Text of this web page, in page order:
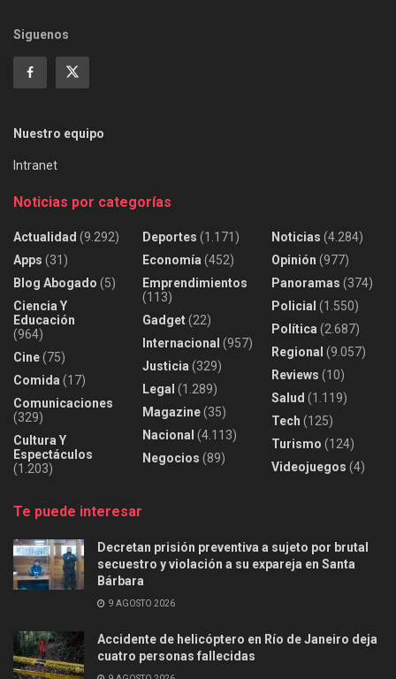
Siguenos
Nuestro equipo
Intranet
Noticias por categorías
Actualidad (9.292)
Apps (31)
Blog Abogado (5)
Ciencia Y
Educación
(964)
Cine(75)
Comida (17)
Comunicaciones
(329)
Cultura Y
Espectáculos
(1.203)
Deportes (1.171)
Economía (452)
Emprendimientos
(113)
Gadget(22)
Internacional (957)
Justicia (329)
Legal (1.289)
Magazine(35)
Nacional (4.113)
Negocios (89)
Noticias (4.284)
Opinión (977)
Panoramas (374)
Policial (1.550)
Política (2.687)
Regional (9.057)
Reviews (10)
Salud (1.119)
Tech (125)
Turismo (124)
Videojuegos (4)
Te puede interesar
Decretan prisión preventiva a sujeto por brutal
secuestro y violación a su expareja en Santa
Bárbara
9 AGOSTO 2026
Accidente de helicóptero en Río de Janeiro deja
cuatro personas fallecidas